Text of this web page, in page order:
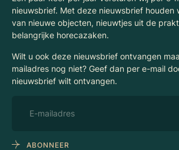
nieuwsbrief. Met deze nieuwsbrief houden
van nieuwe objecten, nieuwtjes uit de
belangrijke horecazaken.
Wilt u ook deze nieuwsbrief ontvangen
mailadres nog niet? Geef dan per e-mail
nieuwsbrief wilt ontvangen.
ABONNEER